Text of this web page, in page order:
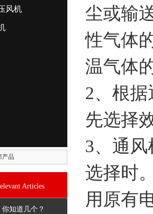
风机
产品
Articles
知道几个？
尘或输
性气体
温气体
2、根
先选择
3、通
选择时
用原有